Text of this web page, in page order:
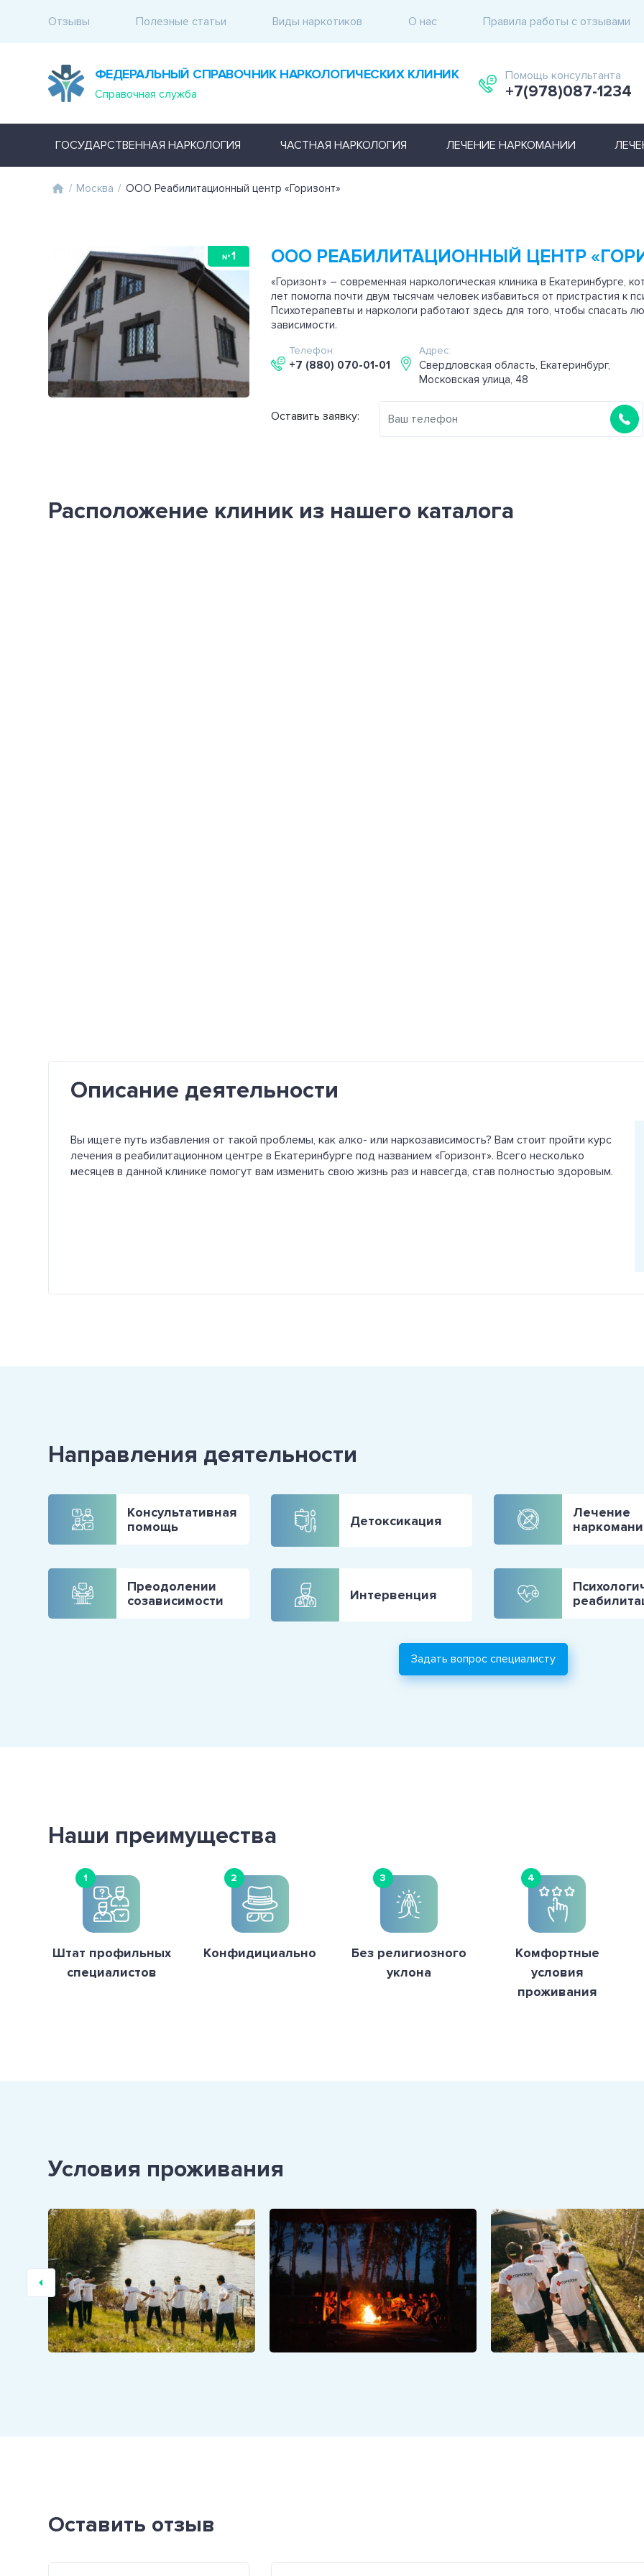
Отзывы Полезные статьи Виды наркотиков О нас Правила работы с отзывами
ФЕДЕРАЛЬНЫЙ СПРАВОЧНИК НАРКОЛОГИЧЕСКИХ КЛИНИК
Справочная служба
Помощь консультанта
+7(978)087-1234
ГОСУДАРСТВЕННАЯ НАРКОЛОГИЯ ЧАСТНАЯ НАРКОЛОГИЯ ЛЕЧЕНИЕ НАРКОМАНИИ
/ Москва / ООО Реабилитационный центр «Горизонт»
№ 1 ООО РЕАБИЛИТАЦИОННЫЙ ЦЕНТР
«Горизонт» – современная наркологическая клиника в Екатеринбурге,
лет помогла почти двум тысячам человек избавиться от пристрастия к
Психотерапевты и наркологи работают здесь для того, чтобы спасать
зависимости.
Телефон:
+7 (880) 070-01-01
Адрес:
Свердловская область, Екатеринбург,
Московская улица, 48
Оставить заявку:
Расположение клиник из нашего каталога
Описание деятельности
Вы ищете путь избавления от такой проблемы, как алко- или наркозависимость? Вам стоит пройти курс
лечения в реабилитационном центре в Екатеринбурге под названием «Горизонт». Всего несколько
месяцев в данной клинике помогут вам изменить свою жизнь раз и навсегда, став полностью здоровым.
Направления деятельности
Консультативная
помощь
Детоксикация
Лечение
Преодолении
созависимости
Интервенция
Задать вопрос специалисту
Наши преимущества
1
Штат профильных
специалистов
2
Конфидициально
3
Без религиозного
уклона
4
Комфортные
условия
проживания
Условия проживания
Оставить отзыв